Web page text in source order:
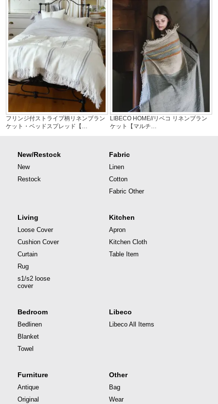
フリンジ付ストライプ柄リネンブラン
ケット・ベッドスプレッド【…
LIBECO HOME//リベコ リネンブラン
ケット【マルチ…
New/Restock
New
Restock
Fabric
Linen
Cotton
Fabric Other
Living
Loose Cover
Cushion Cover
Curtain
Rug
s1/s2 loose
cover
Kitchen
Apron
Kitchen Cloth
Table Item
Bedroom
Bedlinen
Blanket
Towel
Libeco
Libeco All Items
Furniture
Antique
Original
Other
Bag
Wear